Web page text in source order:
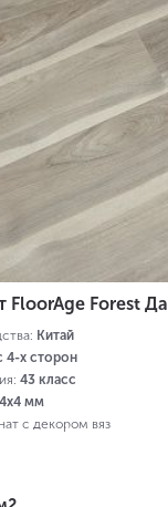
FloorAge Forest
Китай
4-х сторон
43 класс
мм
с декором вяз